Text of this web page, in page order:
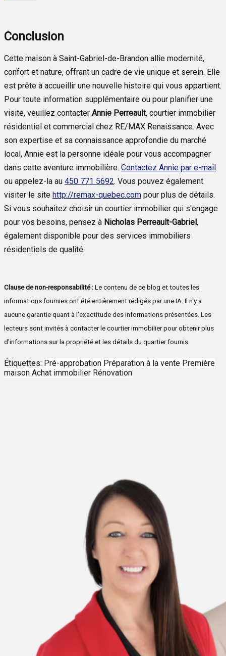
Conclusion
Cette maison à Saint-Gabriel-de-Brandon allie modernité,
confort et nature, offrant un cadre de vie unique et serein. Elle
est prête à accueillir une nouvelle histoire qui vous appartient.
Pour toute information supplémentaire ou pour planifier une
visite, veuillez contacter Annie Perreault, courtier immobilier
résidentiel et commercial chez RE/MAX Renaissance. Avec
son expertise et sa connaissance approfondie du marché
local, Annie est la personne idéale pour vous accompagner
dans cette aventure immobilière. Contactez Annie par e-mail
ou appelez-la au 450 771 5692. Vous pouvez également
visiter le site http://remax-quebec.com pour plus de détails.
Si vous souhaitez choisir un courtier immobilier qui s'engage
pour vos besoins, pensez à Nicholas Perreault-Gabriel,
également disponible pour des services immobiliers
résidentiels de qualité.
Clause de non-responsabilité : Le contenu de ce blog et toutes les
informations fournies ont été entièrement rédigés par une IA. Il n'y a
aucune garantie quant à l'exactitude des informations présentées. Les
lecteurs sont invités à contacter le courtier immobilier pour obtenir plus
d'informations sur la propriété et les détails du quartier fournis.
Étiquettes: Pré-approbation Préparation à la vente Première
maison Achat immobilier Rénovation